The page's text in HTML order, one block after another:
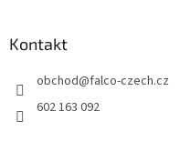
Kontakt
obchod@falco-czech.cz
602 163 092